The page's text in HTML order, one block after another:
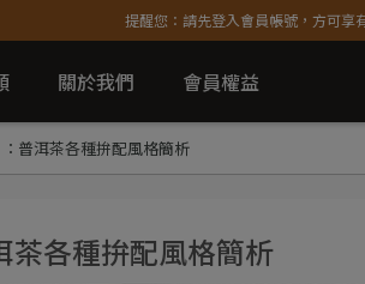
提醒您：請先登入會員帳號，方可享
關於我們 會員權益
：普洱茶各種拚配風格簡析
茶各種拚配風格簡析